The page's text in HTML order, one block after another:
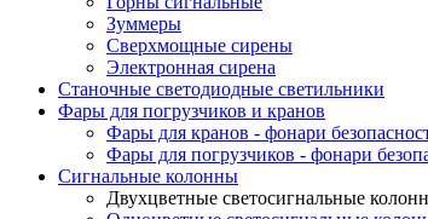
Зуммеры
Сверхмощные сирены
Электронная сирена
Станочные светодиодные светильники
Фары для погрузчиков и кранов
Фары для кранов - фонари
Фары для погрузчиков - фонари
Сигнальные колонны
Двухцветные светосигнальные